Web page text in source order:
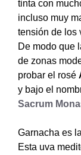
tinta con
incluso muy
tensión de los
De modo que
de zonas
probar el rosé
y bajo el
Sacrum
Garnacha es
Esta uva